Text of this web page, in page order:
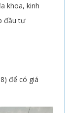
khoa, kinh
đầu tư
để có giá